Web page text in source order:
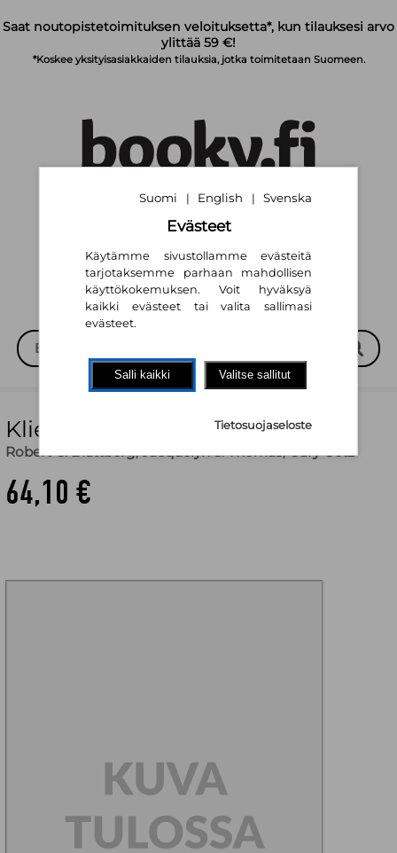
Saat noutopistetoimituksen veloituksetta*, kun tilauksesi arvo
ylittää 59 €!
*Koskee yksityisasiakkaiden tilauksia, jotka toimitetaan Suomeen.
Klient jako kapital
Robert C. Blattberg,Jacquelyn S. Thomas,Gary Getz
64,10 €
Suomi | English | Svenska
Evästeet
Käytämme sivustollamme evästeitä
tarjotaksemme parhaan mahdollisen
käyttökokemuksen. Voit hyväksyä
kaikki evästeet tai valita sallimasi
evästeet.
Salli kaikki Valitse sallitut
Tietosuojaseloste